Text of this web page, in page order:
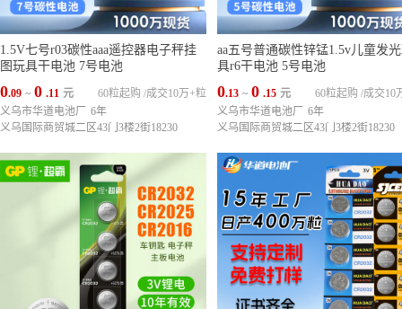
1.5V七号r03碳性aaa遥控器电子秤挂
图玩具干电池 7号电池
0.09 ~ 0 .11 元 成交10万+粒
60粒起购 /
义乌市华道电池厂
6年
义乌国际商贸城二区43门3楼2街18230
aa五号普通碳性锌锰1.5v儿童发
具r6干电池 5号电池
0.13 ~ 0 .15 元 成交10
60粒起购 /
义乌市华道电池厂
6年
义乌国际商贸城二区43门3楼2街18230